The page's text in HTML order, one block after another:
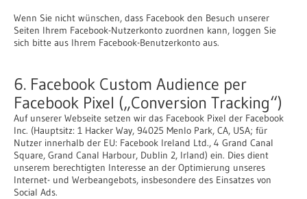
Wenn Sie nicht wünschen, dass Facebook den Besuch unserer
Seiten Ihrem Facebook-Nutzerkonto zuordnen kann, loggen Sie
sich bitte aus Ihrem Facebook-Benutzerkonto aus.
6. Facebook Custom Audience per
Facebook Pixel („Conversion Tracking“)
Auf unserer Webseite setzen wir das Facebook Pixel der Facebook
Inc. (Hauptsitz: 1 Hacker Way, 94025 Menlo Park, CA, USA; für
Nutzer innerhalb der EU: Facebook Ireland Ltd., 4 Grand Canal
Square, Grand Canal Harbour, Dublin 2, Irland) ein. Dies dient
unserem berechtigten Interesse an der Optimierung unseres
Internet- und Werbeangebots, insbesondere des Einsatzes von
Social Ads.